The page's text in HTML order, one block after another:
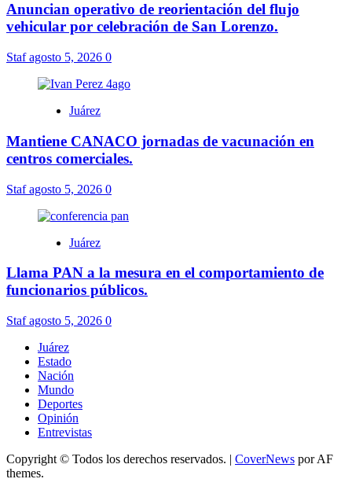
Anuncian operativo de reorientación del flujo
vehicular por celebración de San Lorenzo.
Stafagosto 5, 2026 0
Juárez
Mantiene CANACO jornadas de vacunación en
centros comerciales.
Stafagosto 5, 2026 0
Juárez
Llama PAN a la mesura en el comportamiento de
funcionarios públicos.
Stafagosto 5, 2026 0
Juárez
Estado
Nación
Mundo
Deportes
Opinión
Entrevistas
Copyright © Todos los derechos reservados. | CoverNews por AF
themes.